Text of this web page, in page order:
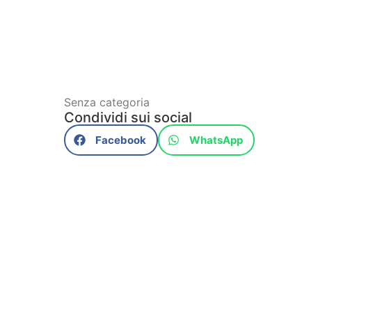
Senza categoria
Condividi sui social
Facebook WhatsApp